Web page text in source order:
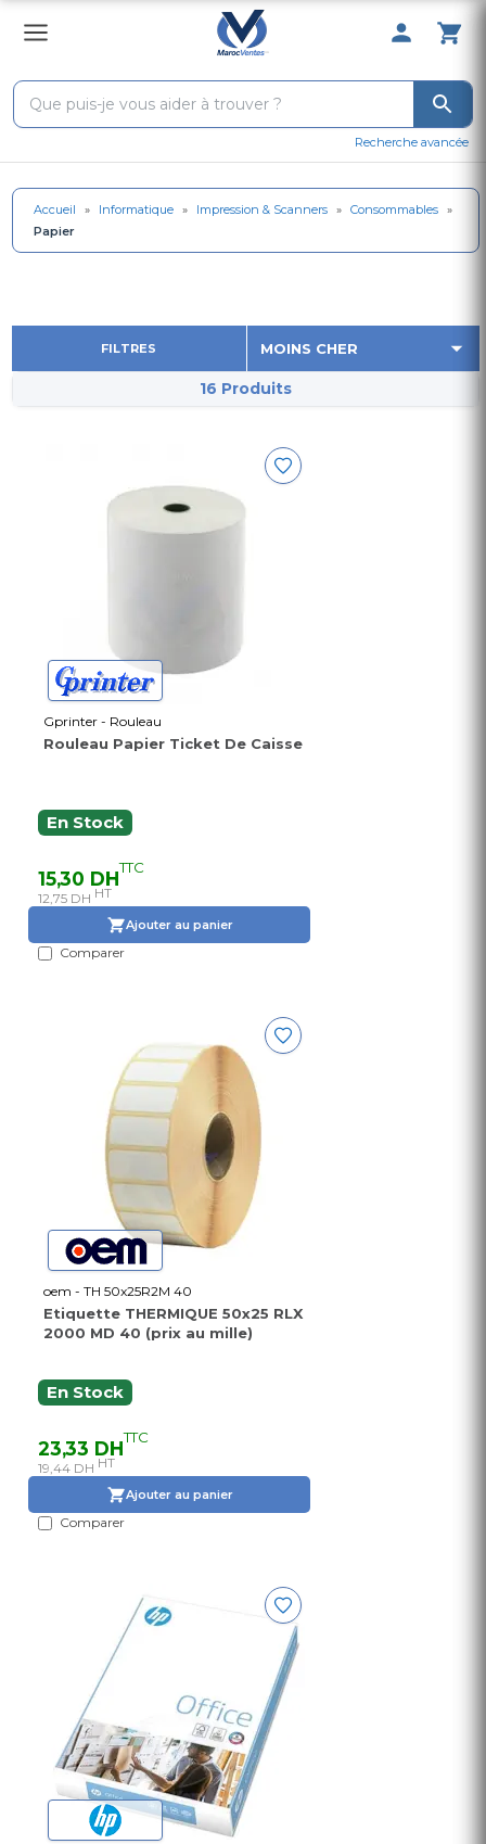
0 Produit
Recherche avancée
Accueil » Informatique » Impression & Scanners » Consommables »
Papier
FILTRES
16 Produits
Gprinter - Rouleau
Rouleau Papier Ticket De Caisse
En Stock
15,30 DHTTC
12,75 DH HT
Ajouter au panier
Comparer
oem - TH 50x25R2M 40
Etiquette THERMIQUE 50x25 RLX
2000 MD 40 (prix au mille)
En Stock
23,33 DHTTC
19,44 DH HT
Ajouter au panier
Comparer